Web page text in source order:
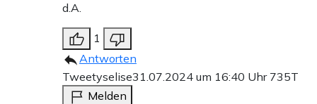
d.A.
1
Antworten
Tweetyselise31.07.2024 um 16:40 Uhr 735T
Melden